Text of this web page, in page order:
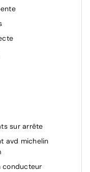
dossiers
réglage et
seuil
sur arrête
avd michelin
conducteur